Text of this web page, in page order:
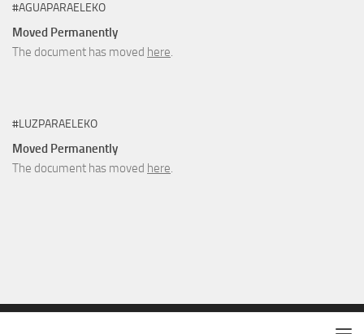
#AGUAPARAELEKO
Moved Permanently
The document has moved here.
#LUZPARAELEKO
Moved Permanently
The document has moved here.